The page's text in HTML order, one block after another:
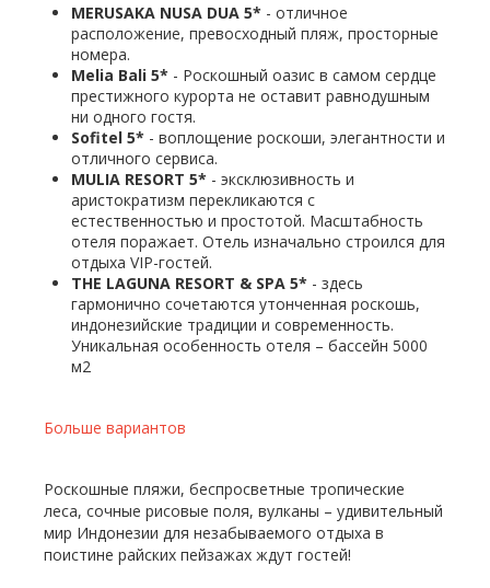
MERUSAKA NUSA DUA 5* - отличное
расположение, превосходный пляж, просторные
номера.
Melia Bali 5* - Роскошный оазис в самом сердце
престижного курорта не оставит равнодушным
ни одного гостя.
Sofitel 5* - воплощение роскоши, элегантности и
отличного сервиса.
MULIA RESORT 5* - эксклюзивность и
аристократизм перекликаются с
естественностью и простотой. Масштабность
отеля поражает. Отель изначально строился для
отдыха VIP-гостей.
THE LAGUNA RESORT & SPA 5* - здесь
гармонично сочетаются утонченная роскошь,
индонезийские традиции и современность.
Уникальная особенность отеля – бассейн 5000
м2
Больше вариантов
Роскошные пляжи, беспросветные тропические
леса, сочные рисовые поля, вулканы – удивительный
мир Индонезии для незабываемого отдыха в
поистине райских пейзажах ждут гостей!